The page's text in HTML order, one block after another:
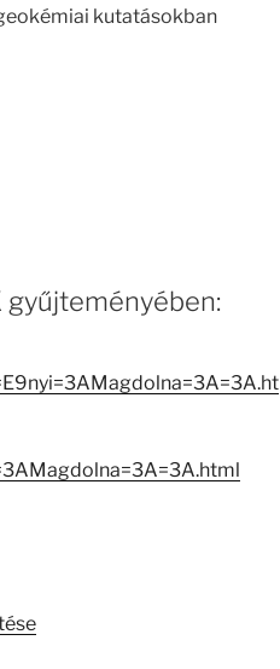
kutatásokban
gyűjteményében: